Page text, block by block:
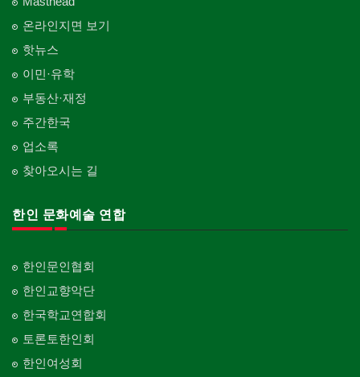
온라인지면 보기
핫뉴스
이민·유학
부동산·재정
주간한국
업소록
찾아오시는 길
한인 문화예술 연합
한인문인협회
한인교향악단
한국학교연합회
토론토한인회
한인여성회